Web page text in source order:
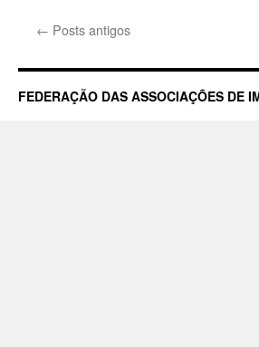
← Posts antigos
FEDERAÇÃO DAS ASSOCIAÇÕES DE